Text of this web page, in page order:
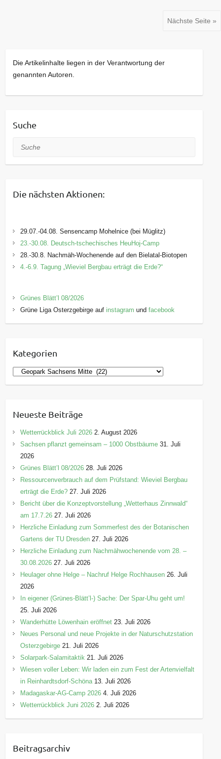
Nächste Seite »
Die Artikelinhalte liegen in der Verantwortung der
genannten Autoren.
Suche
Suche
Die nächsten Aktionen:
29.07.-04.08. Sensencamp Mohelnice (bei Müglitz)
23.-30.08. Deutsch-tschechisches HeuHoj-Camp
28.-30.8. Nachmäh-Wochenende auf den Bielatal-Biotopen
4.-6.9. Tagung „Wieviel Bergbau erträgt die Erde?“
Grünes Blätt’l 08/2026
Grüne Liga Osterzgebirge auf instagram undfacebook
Kategorien
a
g
o
r
e
n
Neueste Beiträge
Wetterrückblick Juli 2026 2. August 2026
Sachsen pflanzt gemeinsam – 1000 Obstbäume 31. Juli
2026
Grünes Blätt’l 08/2026 28. Juli 2026
Ressourcenverbrauch auf dem Prüfstand: Wieviel Bergbau
erträgt die Erde? 27. Juli 2026
Bericht über die Konzeptvorstellung „Wetterhaus Zinnwald“
am 17.7.26 27. Juli 2026
Herzliche Einladung zum Sommerfest des der Botanischen
Gartens der TU Dresden 27. Juli 2026
Herzliche Einladung zum Nachmähwochenende vom 28. –
30.08.2026 27. Juli 2026
Heulager ohne Helge – Nachruf Helge Rochhausen 26. Juli
2026
In eigener (Grünes-Blätt’l-) Sache: Der Spar-Uhu geht um!
25. Juli 2026
Wanderhütte Löwenhain eröffnet 23. Juli 2026
Neues Personal und neue Projekte in der Naturschutzstation
Osterzgebirge 21. Juli 2026
Solarpark-Salamitaktik 21. Juli 2026
Wiesen voller Leben: Wir laden ein zum Fest der Artenvielfalt
in Reinhardtsdorf-Schöna 13. Juli 2026
Madagaskar-AG-Camp 2026 4. Juli 2026
Wetterrückblick Juni 2026 2. Juli 2026
Beitragsarchiv